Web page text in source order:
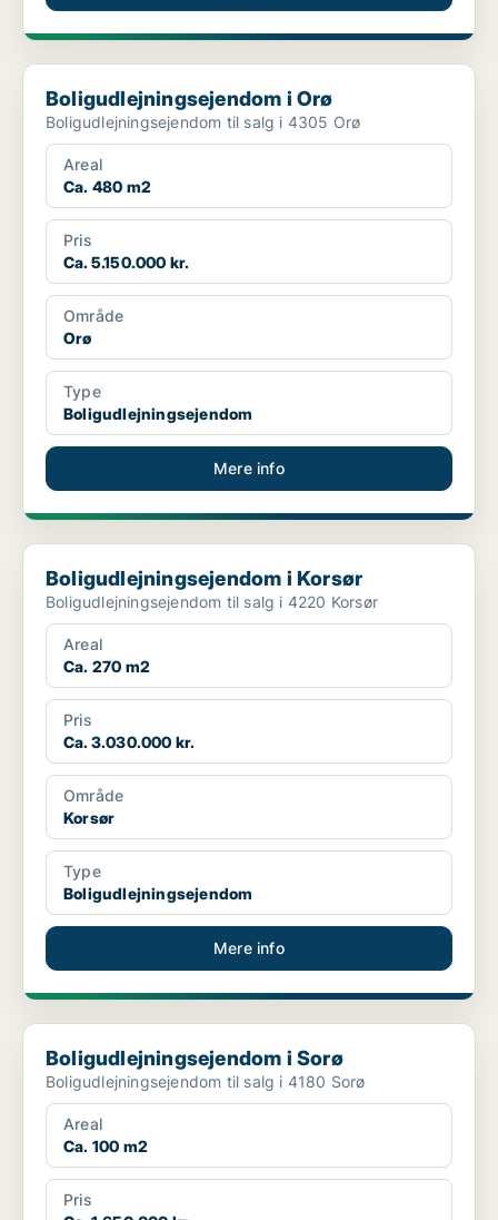
Boligudlejningsejendom i Orø
Boligudlejningsejendom i Orø
Boligudlejningsejendom til salg i 4305 Orø
Areal
Ca. 480 m2
Pris
Ca. 5.150.000 kr.
Område
Orø
Type
Boligudlejningsejendom
Mere info
Boligudlejningsejendom i Korsør
Boligudlejningsejendom i Korsør
Boligudlejningsejendom til salg i 4220 Korsør
Areal
Ca. 270 m2
Pris
Ca. 3.030.000 kr.
Område
Korsør
Type
Boligudlejningsejendom
Mere info
Boligudlejningsejendom i Sorø
Boligudlejningsejendom i Sorø
Boligudlejningsejendom til salg i 4180 Sorø
Areal
Ca. 100 m2
Pris